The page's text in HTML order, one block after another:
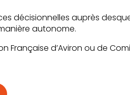
décisionnelles auprès
autonome.
Française d’Aviron ou de